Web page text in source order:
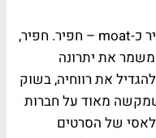
לדיסני יש את מה שוורן באפט מגדיר כ-moat – חפיר. חפיר,
את יתרונה
את רווחיה, בשוק
מאוד על חברות
של הסרטים